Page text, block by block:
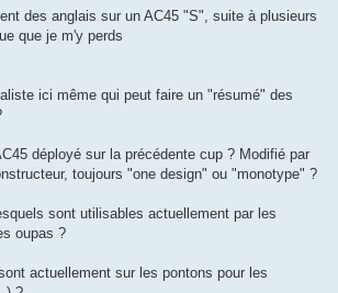
des anglais sur un AC45 "S", suite à plusieurs
que je m'y perds
ici même qui peut faire un "résumé" des
déployé sur la précédente cup ? Modifié par
toujours "one design" ou "monotype" ?
sont utilisables actuellement par les
oupas ?
actuellement sur les pontons pour les